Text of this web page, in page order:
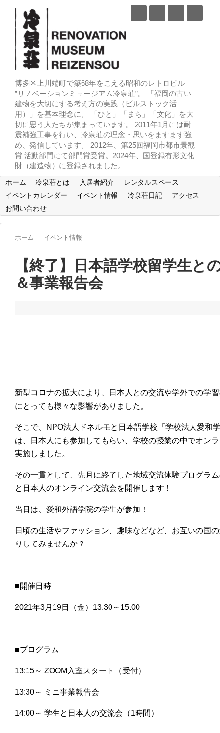
博多区上川端町で築68年をこえる昭和のレトロビル
”リノベーションミュージアム冷泉荘”。 「福岡の古い
建物を大切にする考え方の実践（ビルストック活
用）」を基本理念に、 「ひと」「まち」「文化」を大
切に思う人たちが集まっています。 2011年1月には耐
震補強工事を行い、冷泉荘の理念・思いをますます強
め、発信しています。 2012年、第25回福岡市都市景観
賞 活動部門にて部門賞受賞。2024年、国登録有形文化
財（建造物）に登録されました。
ホーム 冷泉荘とは 入居者紹介
レンタルスペース
イベントカレンダー
イベント情報 冷泉荘日記
アクセス
お問い合わせ
ホーム イベント情報
【終了】日本語学校留学生と
＆事業報告会
新型コロナの拡大により、日本人との交流や学外での学
にとっても様々な影響がありました。
そこで、NPO法人ドネルモと日本語学校「学校法人愛和
は、日本人にも参加してもらい、学校の授業の中でオン
実施しました。
その一貫として、先月に終了した地域交流体験プログラ
と日本人のオンライン交流会を開催します！
当日は、愛和外語学院の学生が参加！
日頃の生活やファッション、趣味などなど、お互いの国
りしてみませんか？
■開催日時
2021年3月19日（金）13:30～15:00
■プログラム
13:15～ ZOOM入室スタート（受付）
13:30～ ミニ事業報告会
14:00～ 学生と日本人の交流会（1時間）